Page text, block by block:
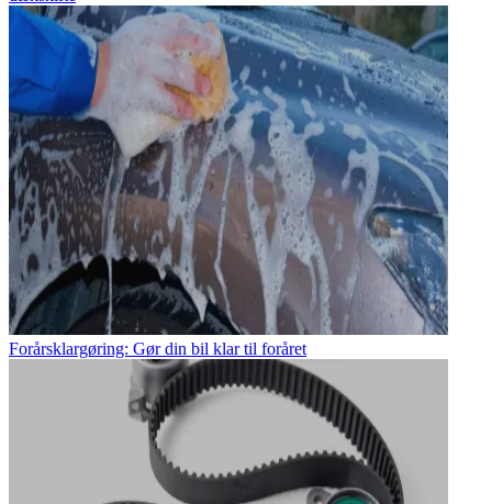
Forårsklargøring: Gør din bil klar til foråret